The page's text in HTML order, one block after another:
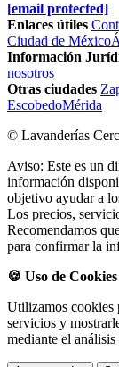
[email protected]
Enlaces útiles
Ciudad de México
Información
nosotros
Otras ciudades
EscobedoMérida
© Lavanderías
Aviso: Este es un
información
objetivo ayudar a
Los precios,
Recomendamos
para confirmar la
🍪 Uso de Cookies
Utilizamos cookies
servicios y
mediante el